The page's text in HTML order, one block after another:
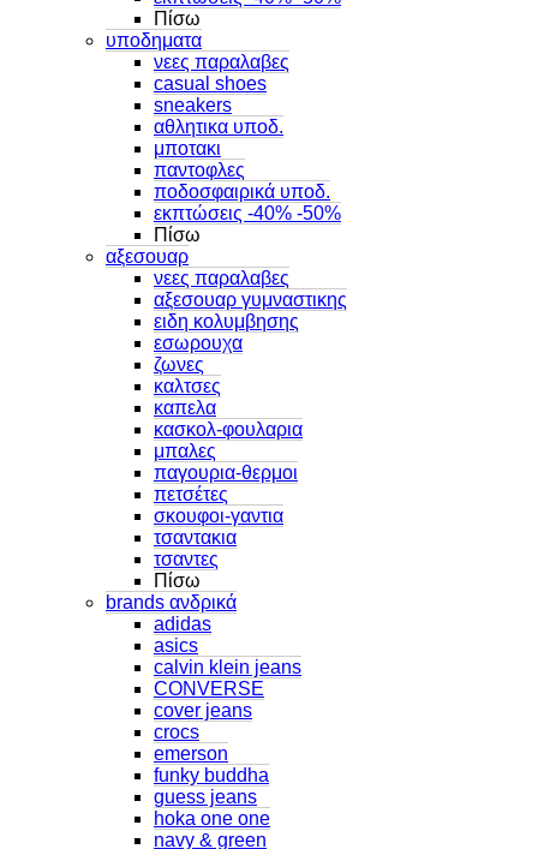
Πίσω
υποδηματα
νεες παραλαβες
casual shoes
sneakers
αθλητικα υποδ.
μποτακι
παντοφλες
ποδοσφαιρικά υποδ.
εκπτώσεις -40% -50%
Πίσω
αξεσουαρ
νεες παραλαβες
αξεσουαρ γυμναστικης
ειδη κολυμβησης
εσωρουχα
ζωνες
καλτσες
καπελα
κασκολ-φουλαρια
μπαλες
παγουρια-θερμοι
πετσέτες
σκουφοι-γαντια
τσαντακια
τσαντες
Πίσω
brands ανδρικά
adidas
asics
calvin klein jeans
CONVERSE
cover jeans
crocs
emerson
funky buddha
guess jeans
hoka one one
navy & green